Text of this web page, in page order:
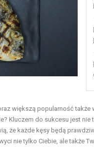
większą popularność
Kluczem do sukcesu jest nie
że każde kęsy będą
nie tylko Ciebie, ale także